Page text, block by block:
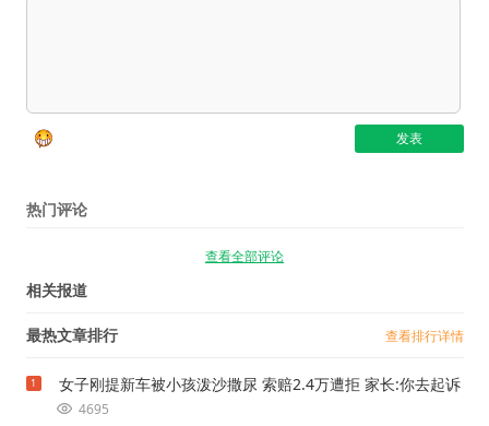
热门评论
查看全部评论
相关报道
最热文章排行 查看排行详情
1 女子刚提新车被小孩泼沙撒尿 索赔2.4万遭拒 家长:你去起诉
4695